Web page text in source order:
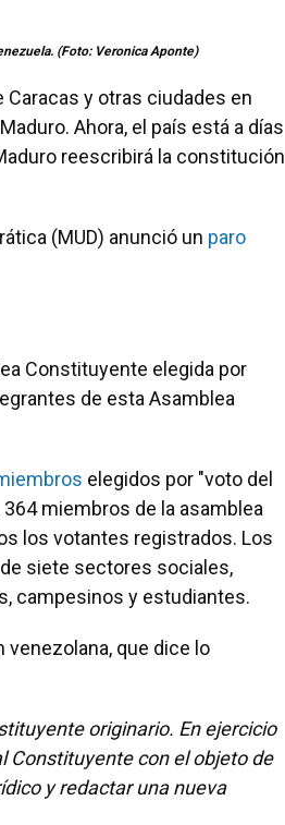
(Foto: Veronica Aponte)
y otras ciudades en
Ahora, el país está a días
reescribirá la constitución
(MUD) anunció un paro
Constituyente elegida por
de esta Asamblea
elegidos por "voto del
miembros de la asamblea
los votantes registrados. Los
siete sectores sociales,
campesinos y estudiantes.
que dice lo
originario. En ejercicio
Constituyente con el objeto de
y redactar una nueva